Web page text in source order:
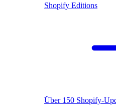
Shopify Editions
Über 150 Shopify-